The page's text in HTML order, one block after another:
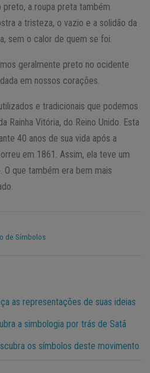
a roupa preta também
a tristeza, o vazio e a solidão da
sem o calor de quem se foi.
geralmente preto no ocidente
em nossos corações.
e tradicionais que podemos
Rainha Vitória, do Reino Unido. Esta
40 anos de sua vida após a
em 1861. Assim, ela teve um
que também era bem mais
de Símbolos
as representações de suas ideias
a simbologia por trás de Satã
os símbolos deste movimento